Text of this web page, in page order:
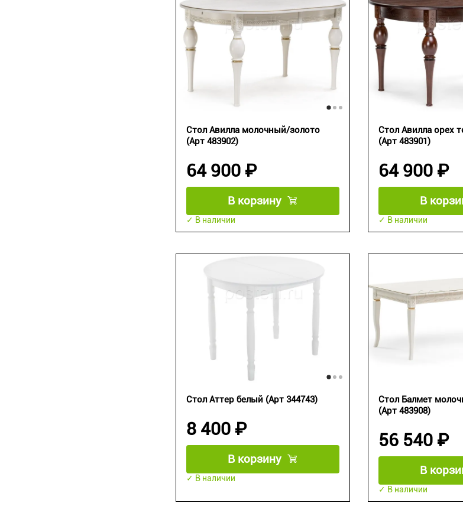
Стол Авилла молочный/золото
(Арт 483902)
64 900 ₽
В корзину
✓ В наличии
Стол Авилла орех
(Арт 483901)
64 900 ₽
В
✓ В наличии
Стол Аттер белый (Арт 344743)
8 400 ₽
В корзину
✓ В наличии
Стол Балмет
(Арт 483908)
56 540 ₽
В
✓ В наличии